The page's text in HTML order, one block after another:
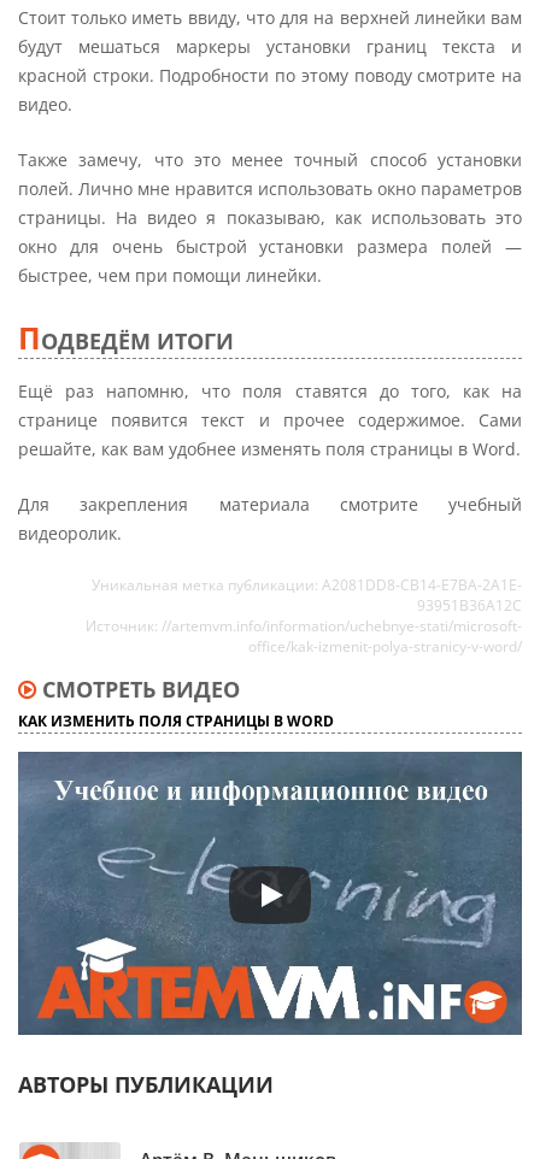
Стоит только иметь ввиду, что для на верхней линейки вам
будут мешаться маркеры установки границ текста и
красной строки. Подробности по этому поводу смотрите на
видео.
Также замечу, что это менее точный способ установки
полей. Лично мне нравится использовать окно параметров
страницы. На видео я показываю, как использовать это
окно для очень быстрой установки размера полей —
быстрее, чем при помощи линейки.
ПОДВЕДЁМ ИТОГИ
Ещё раз напомню, что поля ставятся до того, как на
странице появится текст и прочее содержимое. Сами
решайте, как вам удобнее изменять поля страницы в Word.
Для закрепления материала смотрите учебный
видеоролик.
Уникальная метка публикации: A2081DD8-CB14-E7BA-2A1E-
93951B36A12C
Источник: //artemvm.info/information/uchebnye-stati/microsoft-
office/kak-izmenit-polya-stranicy-v-word/
СМОТРЕТЬ ВИДЕО
КАК ИЗМЕНИТЬ ПОЛЯ СТРАНИЦЫ В WORD
АВТОРЫ ПУБЛИКАЦИИ